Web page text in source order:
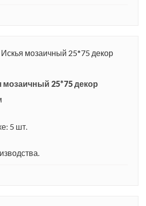
мозаичный 25*75 декор
5 шт.